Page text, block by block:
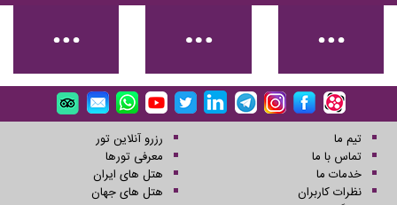
تیم ما
تماس با ما
خدمات ما
نظرات کاربران
رزرو آنلاین تور
معرفی تورها
هتل های ایران
هتل های جهان